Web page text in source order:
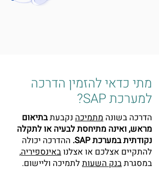
מתי כדאי להזמין הדרכה
למערכת SAP?
הדרכה בשונה מתמיכה נקבעתבתיאום
מראש, ואינה מתיחסת לבעיה או לתקלה
נקודתית במערכת SAP.
ההדרכה יכולה
להתקיים אצלכם או אצלנובאינספיריה,
במסגרתבנק השעותלתמיכה וליישום.